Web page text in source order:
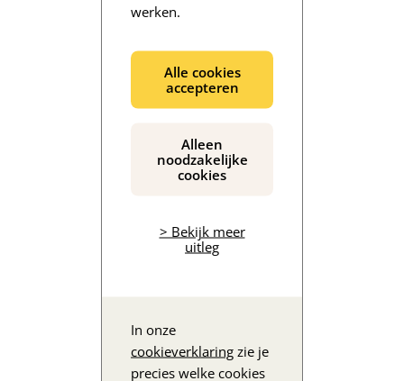
werken.
Alle cookies
accepteren
Alleen
noodzakelijke
cookies
> Bekijk meer
uitleg
In onze
cookieverklaring zie je
precies welke cookies
De inhoud wordt geladen...